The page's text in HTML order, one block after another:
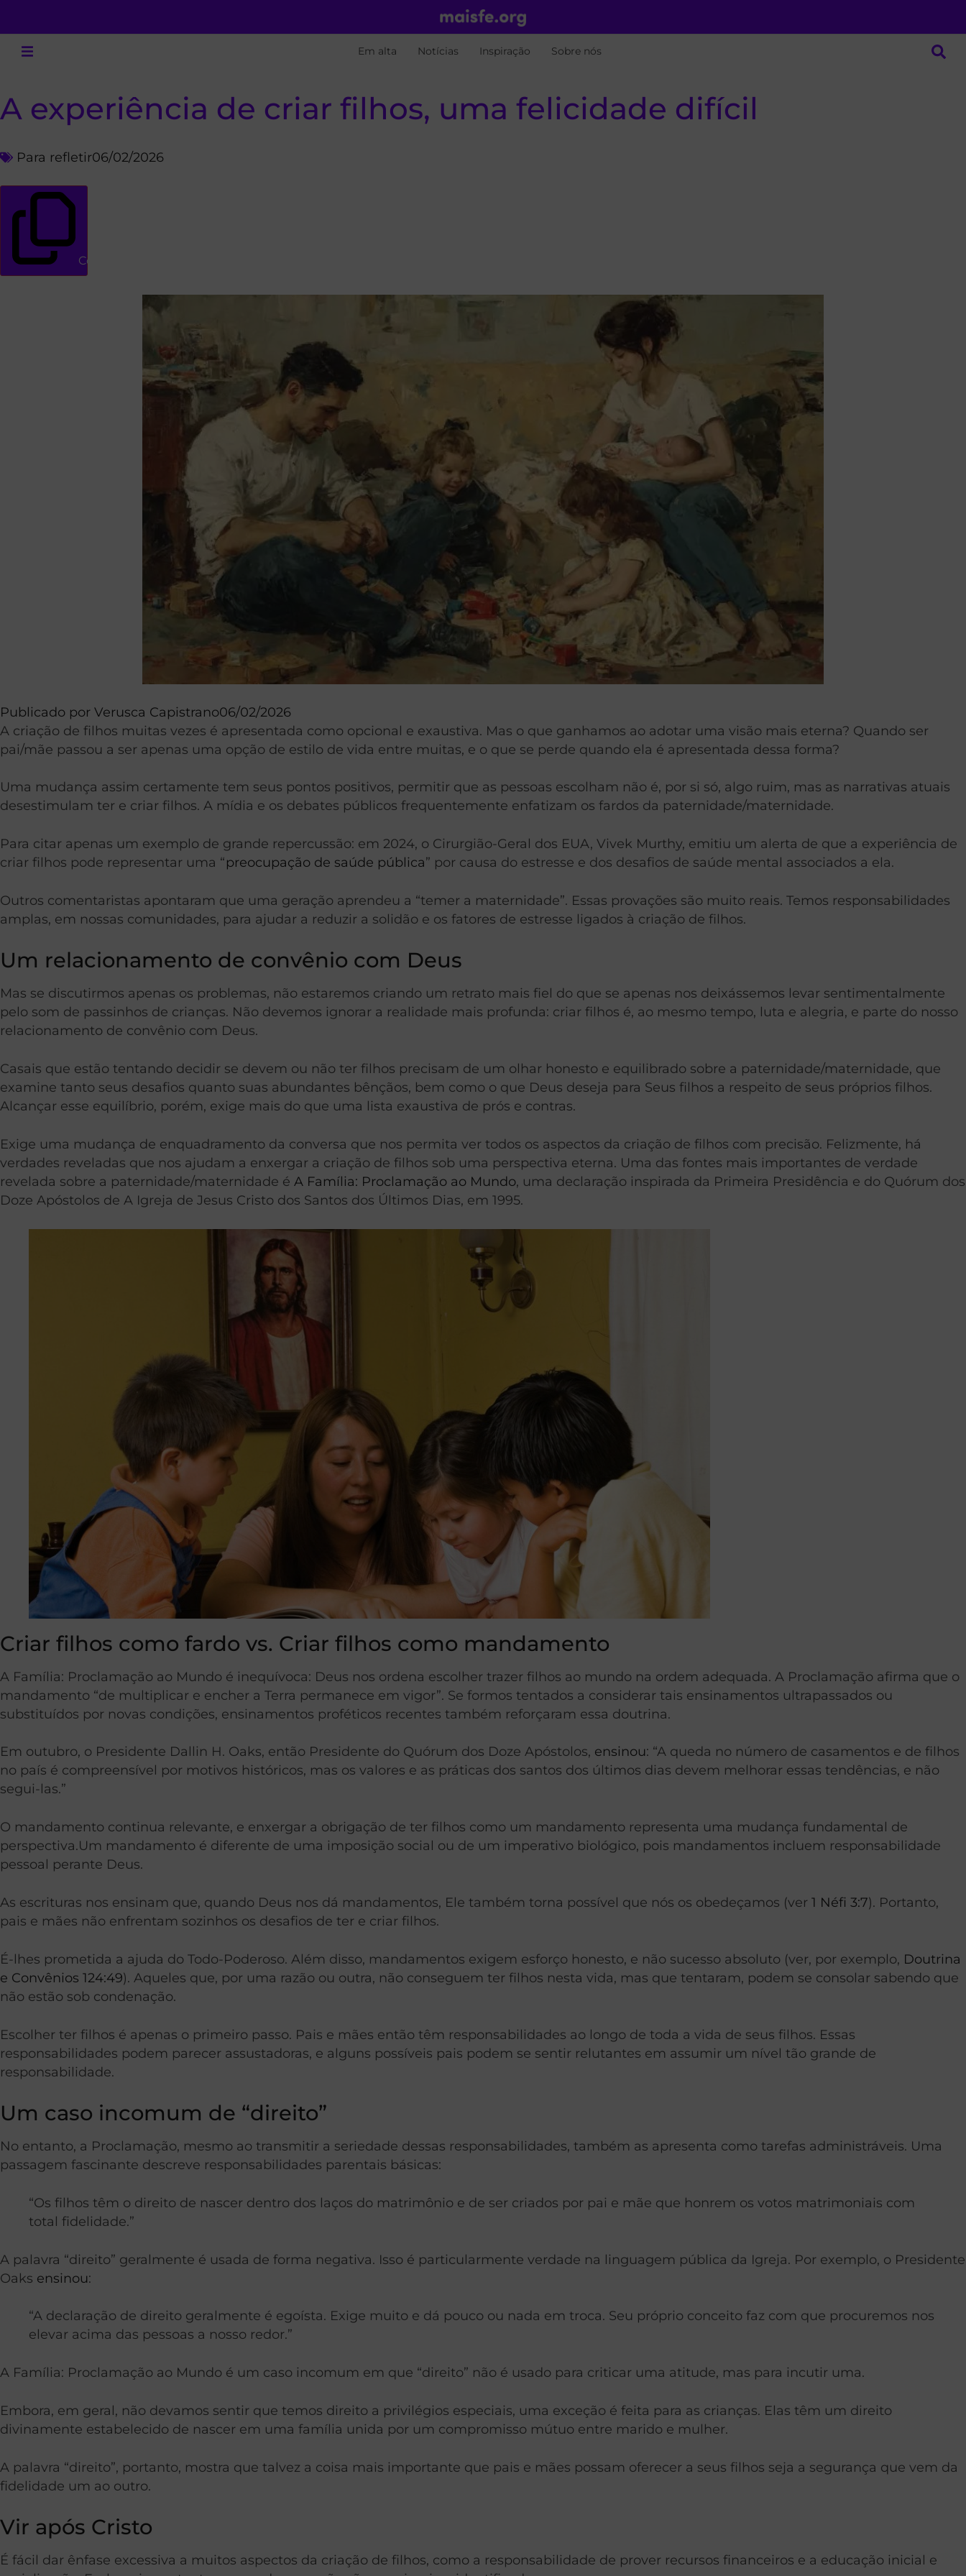
Em alta Notícias Inspiração Sobre nós
A experiência de criar filhos, uma felicidade difícil
Para refletir06/02/2026
Copiar link
Publicado por Verusca Capistrano06/02/2026
A criação de filhos muitas vezes é apresentada como opcional e exaustiva. Mas o que ganhamos ao adotar uma visão mais eterna? Quando ser
pai/mãe passou a ser apenas uma opção de estilo de vida entre muitas, e o que se perde quando ela é apresentada dessa forma?
Uma mudança assim certamente tem seus pontos positivos, permitir que as pessoas escolham não é, por si só, algo ruim, mas as narrativas atuais
desestimulam ter e criar filhos. A mídia e os debates públicos frequentemente enfatizam os fardos da paternidade/maternidade.
Para citar apenas um exemplo de grande repercussão: em 2024, o Cirurgião-Geral dos EUA, Vivek Murthy, emitiu um alerta de que a experiência de
criar filhos pode representar uma “preocupação de saúde pública” por causa do estresse e dos desafios de saúde mental associados a ela.
Outros comentaristas apontaram que uma geração aprendeu a “temer a maternidade”. Essas provações são muito reais. Temos responsabilidades
amplas, em nossas comunidades, para ajudar a reduzir a solidão e os fatores de estresse ligados à criação de filhos.
Um relacionamento de convênio com Deus
Mas se discutirmos apenas os problemas, não estaremos criando um retrato mais fiel do que se apenas nos deixássemos levar sentimentalmente
pelo som de passinhos de crianças. Não devemos ignorar a realidade mais profunda: criar filhos é, ao mesmo tempo, luta e alegria, e parte do nosso
relacionamento de convênio com Deus.
Casais que estão tentando decidir se devem ou não ter filhos precisam de um olhar honesto e equilibrado sobre a paternidade/maternidade, que
examine tanto seus desafios quanto suas abundantes bênçãos, bem como o que Deus deseja para Seus filhos a respeito de seus próprios filhos.
Alcançar esse equilíbrio, porém, exige mais do que uma lista exaustiva de prós e contras.
Exige uma mudança de enquadramento da conversa que nos permita ver todos os aspectos da criação de filhos com precisão. Felizmente, há
verdades reveladas que nos ajudam a enxergar a criação de filhos sob uma perspectiva eterna. Uma das fontes mais importantes de verdade
revelada sobre a paternidade/maternidade é A Família: Proclamação ao Mundo, uma declaração inspirada da Primeira Presidência e do Quórum dos
Doze Apóstolos de A Igreja de Jesus Cristo dos Santos dos Últimos Dias, em 1995.
Criar filhos como fardo vs. Criar filhos como mandamento
A Família: Proclamação ao Mundo é inequívoca: Deus nos ordena escolher trazer filhos ao mundo na ordem adequada. A Proclamação afirma que o
mandamento “de multiplicar e encher a Terra permanece em vigor”. Se formos tentados a considerar tais ensinamentos ultrapassados ou
substituídos por novas condições, ensinamentos proféticos recentes também reforçaram essa doutrina.
Em outubro, o Presidente Dallin H. Oaks, então Presidente do Quórum dos Doze Apóstolos, ensinou: “A queda no número de casamentos e de filhos
no país é compreensível por motivos históricos, mas os valores e as práticas dos santos dos últimos dias devem melhorar essas tendências, e não
segui-las.”
O mandamento continua relevante, e enxergar a obrigação de ter filhos como um mandamento representa uma mudança fundamental de
perspectiva.Um mandamento é diferente de uma imposição social ou de um imperativo biológico, pois mandamentos incluem responsabilidade
pessoal perante Deus.
As escrituras nos ensinam que, quando Deus nos dá mandamentos, Ele também torna possível que nós os obedeçamos (ver 1 Néfi 3:7). Portanto,
pais e mães não enfrentam sozinhos os desafios de ter e criar filhos.
É-lhes prometida a ajuda do Todo-Poderoso. Além disso, mandamentos exigem esforço honesto, e não sucesso absoluto (ver, por exemplo, Doutrina
e Convênios 124:49). Aqueles que, por uma razão ou outra, não conseguem ter filhos nesta vida, mas que tentaram, podem se consolar sabendo que
não estão sob condenação.
Escolher ter filhos é apenas o primeiro passo. Pais e mães então têm responsabilidades ao longo de toda a vida de seus filhos. Essas
responsabilidades podem parecer assustadoras, e alguns possíveis pais podem se sentir relutantes em assumir um nível tão grande de
responsabilidade.
Um caso incomum de “direito”
No entanto, a Proclamação, mesmo ao transmitir a seriedade dessas responsabilidades, também as apresenta como tarefas administráveis. Uma
passagem fascinante descreve responsabilidades parentais básicas:
“Os filhos têm o direito de nascer dentro dos laços do matrimônio e de ser criados por pai e mãe que honrem os votos matrimoniais com
total fidelidade.”
A palavra “direito” geralmente é usada de forma negativa. Isso é particularmente verdade na linguagem pública da Igreja. Por exemplo, o Presidente
Oaks ensinou:
“A declaração de direito geralmente é egoísta. Exige muito e dá pouco ou nada em troca. Seu próprio conceito faz com que procuremos nos
elevar acima das pessoas a nosso redor.”
A Família: Proclamação ao Mundo é um caso incomum em que “direito” não é usado para criticar uma atitude, mas para incutir uma.
Embora, em geral, não devamos sentir que temos direito a privilégios especiais, uma exceção é feita para as crianças. Elas têm um direito
divinamente estabelecido de nascer em uma família unida por um compromisso mútuo entre marido e mulher.
A palavra “direito”, portanto, mostra que talvez a coisa mais importante que pais e mães possam oferecer a seus filhos seja a segurança que vem da
fidelidade um ao outro.
Vir após Cristo
É fácil dar ênfase excessiva a muitos aspectos da criação de filhos, como a responsabilidade de prover recursos financeiros e a educação inicial e